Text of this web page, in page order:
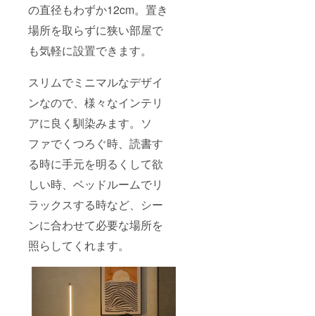
の直径もわずか12cm。置き
場所を取らずに狭い部屋で
も気軽に設置できます。
スリムでミニマルなデザイ
ンなので、様々なインテリ
アに良く馴染みます。ソ
ファでくつろぐ時、読書す
る時に手元を明るくして欲
しい時、ベッドルームでリ
ラックスする時など、シー
ンに合わせて必要な場所を
照らしてくれます。